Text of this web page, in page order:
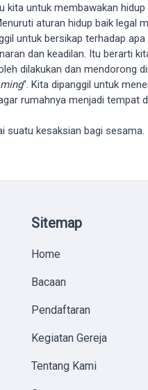
untuk membawakan
aturan hidup baik legal
untuk bersikap terhadap
dan keadilan. Itu berarti
dilakukan dan mendorong
“. Kita dipanggil untuk
rumahnya menjadi
suatu kesaksian bagi sesama.
Sitemap
Home
Bacaan
Pendaftaran
Kegiatan Gereja
Tentang Kami